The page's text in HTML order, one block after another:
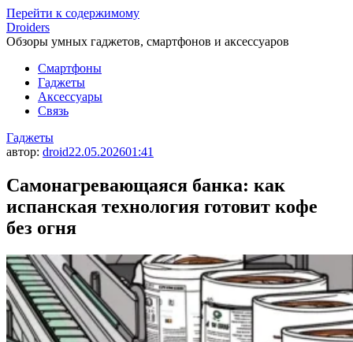
Перейти к содержимому
Droiders
Обзоры умных гаджетов, смартфонов и аксессуаров
Смартфоны
Гаджеты
Аксессуары
Связь
Гаджеты
автор: droid22.05.202601:41
Самонагревающаяся банка: как
испанская технология готовит кофе
без огня